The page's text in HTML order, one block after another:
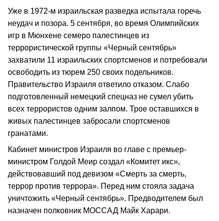
Уже в 1972-м израильская разведка испытала горечь
неудач и позора. 5 сентября, во время Олимпийских
игр в Мюнхене семеро палестинцев из
террористической группы «Черный сентябрь»
захватили 11 израильских спортсменов и потребовали
освободить из тюрем 250 своих подельников.
Правительство Израиля ответило отказом. Слабо
подготовленный немецкий спецназ не сумел убить
всех террористов одним залпом. Трое оставшихся в
живых палестинцев забросали спортсменов
гранатами.
Кабинет министров Израиля во главе с премьер-
министром Голдой Меир создал «Комитет икс»,
действовавший под девизом «Смерть за смерть,
террор против террора». Перед ним стояла задача
уничтожить «Черный сентябрь». Предводителем был
назначен полковник МОССАД Майк Харари.